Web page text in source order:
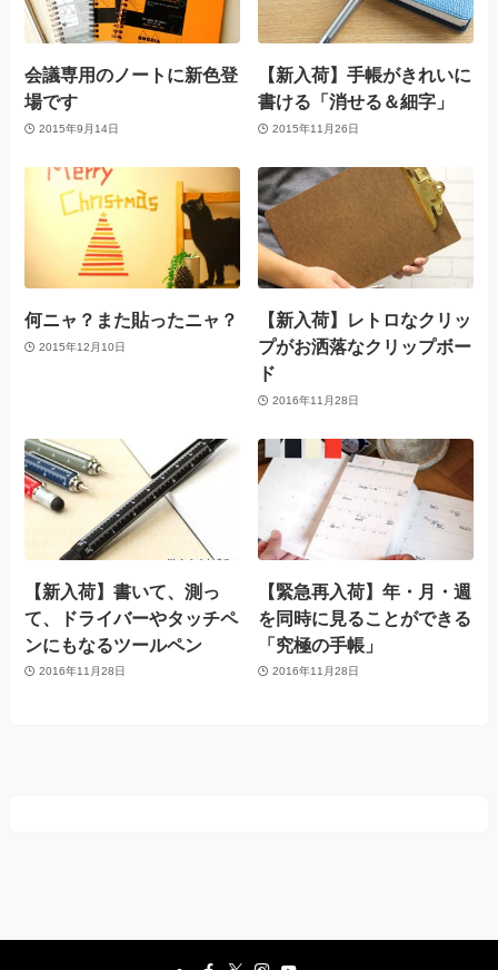
会議専用のノートに新色登
場です
2015年9月14日
【新入荷】手帳がきれいに
書ける「消せる＆細字」
2015年11月26日
何ニャ？また貼ったニャ？
2015年12月10日
【新入荷】レトロなクリッ
プがお洒落なクリップボー
ド
2016年11月28日
【新入荷】書いて、測っ
て、ドライバーやタッチペ
ンにもなるツールペン
2016年11月28日
【緊急再入荷】年・月・週
を同時に見ることができる
「究極の手帳」
2016年11月28日